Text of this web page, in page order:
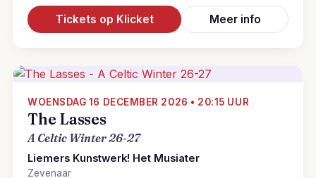
Tickets op Klicket Meer info
WOENSDAG 16 DECEMBER 2026 • 20:15 UUR
The Lasses
A Celtic Winter 26-27
Liemers Kunstwerk! Het Musiater
Zevenaar